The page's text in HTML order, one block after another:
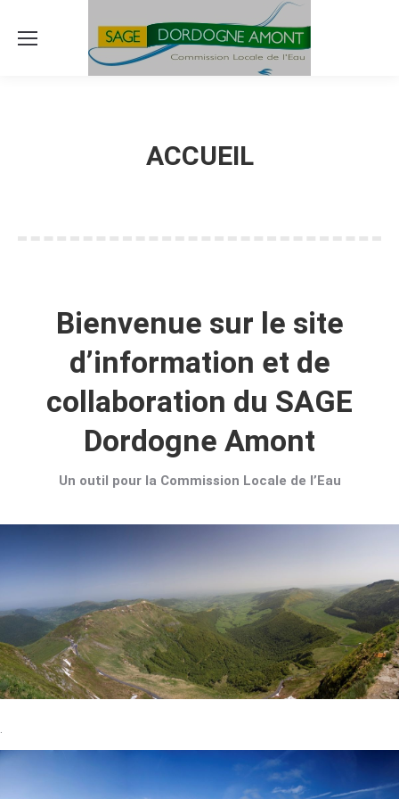
ACCUEIL
Bienvenue sur le site
d’information et de
collaboration du SAGE
Dordogne Amont
Un outil pour la Commission Locale de l’Eau
.